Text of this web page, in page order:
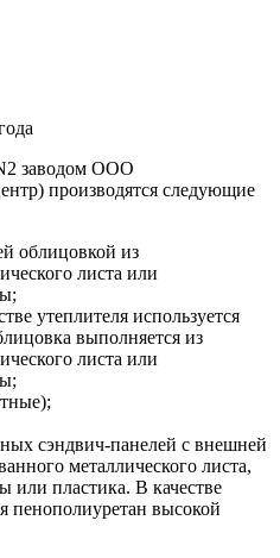
заводом ООО
производятся следующие
облицовкой из
листа или
утеплителя используется
выполняется из
листа или
сэндвич-панелей с внешней
металлического листа,
или пластика. В качестве
пенополиуретан высокой